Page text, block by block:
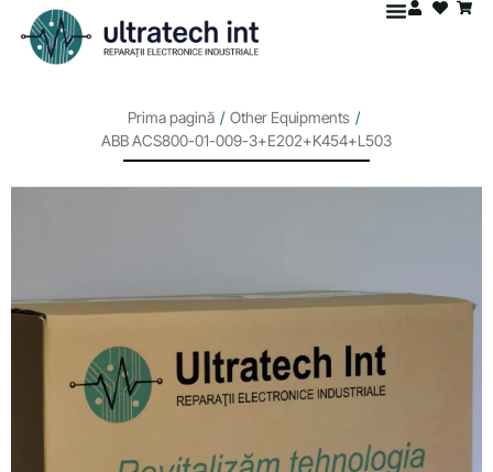
Prima pagină / Other Equipments /
ABB ACS800-01-009-3+E202+K454+L503